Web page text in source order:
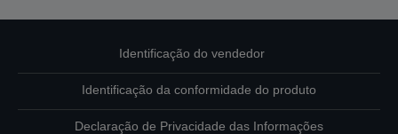
Identificação do vendedor
Identificação da conformidade do produto
Declaração de Privacidade das Informações